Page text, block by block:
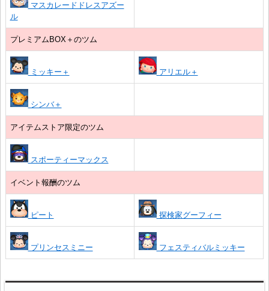
マスカレードドレスアズー
ル
プレミアムBOX＋のツム
ミッキー＋ アリエル＋
シンバ＋
アイテムストア限定のツム
スポーティーマックス
イベント報酬のツム
ピート 探検家グーフィー
プリンセスミニー フェスティバルミッキー